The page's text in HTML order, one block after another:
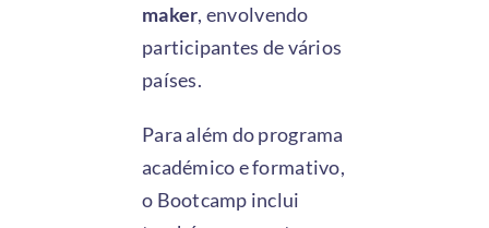
maker, envolvendo
participantes de vários
países.
Para além do programa
académico e formativo,
o Bootcamp inclui